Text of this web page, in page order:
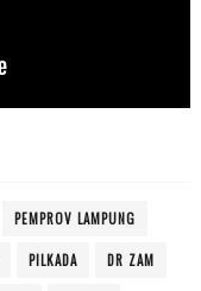
PEMPROV LAMPUNG
PILKADA DR ZAM